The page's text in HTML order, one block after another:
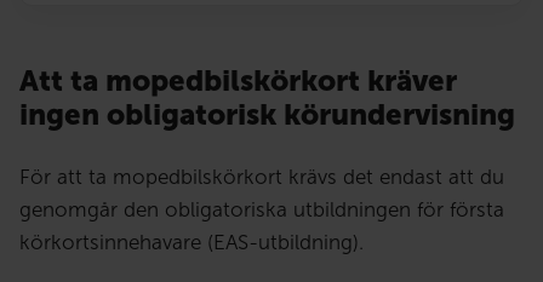
Att ta mopedbilskörkort kräver
ingen obligatorisk körundervisning
För att ta mopedbilskörkort krävs det endast att du
genomgår den obligatoriska utbildningen för första
körkortsinnehavare (EAS-utbildning).